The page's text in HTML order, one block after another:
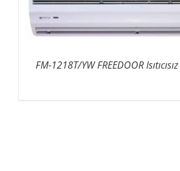
FM-1218T/YW FREEDOOR